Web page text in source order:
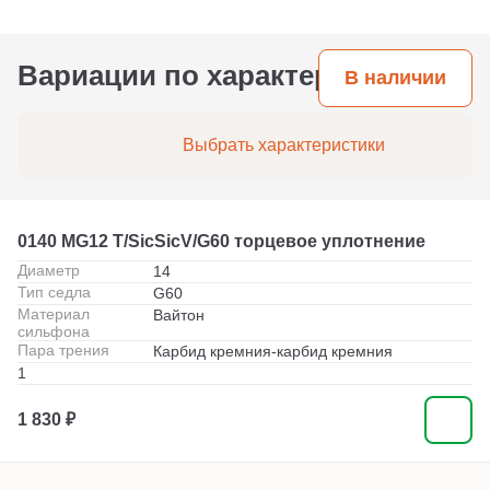
Вариации по характеристикам
В наличии
Выбрать характеристики
0140 MG12 T/SicSicV/G60 торцевое уплотнение
Диаметр
14
Тип седла
G60
Материал
сильфона
Вайтон
Пара трения
Карбид кремния-карбид кремния
1
1 830 ₽